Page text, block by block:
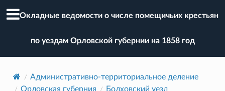
Окладные ведомости о числе помещичьих крестьян
по уездам Орловской губернии на 1858 год
Административно-территориальное деление
Орловская губерния
Болховский уезд